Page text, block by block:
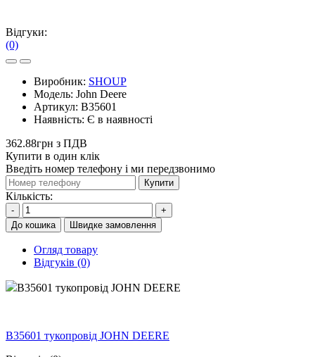
Відгуки:
(0)
Виробник: SHOUP
Модель: John Deere
Артикул: B35601
Наявність: Є в наявності
362.88грн з ПДВ
Купити в один клік
Введіть номер телефону і ми передзвонимо
Купити
Кількість:
-
+
До кошика
Швидке замовлення
Огляд товару
Відгуків (0)
B35601 тукопровід JOHN DEERE
B35601 тукопровід JOHN DEERE